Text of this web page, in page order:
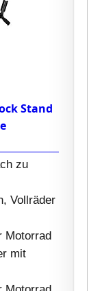
Stand
zu
Vollräder
Motorrad
mit